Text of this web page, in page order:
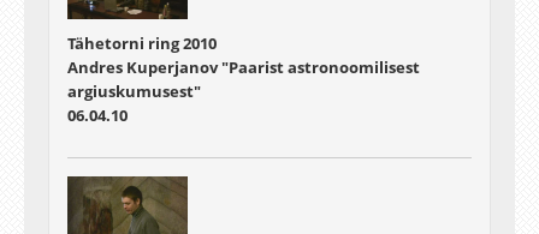
Tähetorni ring 2010
Andres Kuperjanov "Paarist astronoomilisest
argiuskumusest"
06.04.10